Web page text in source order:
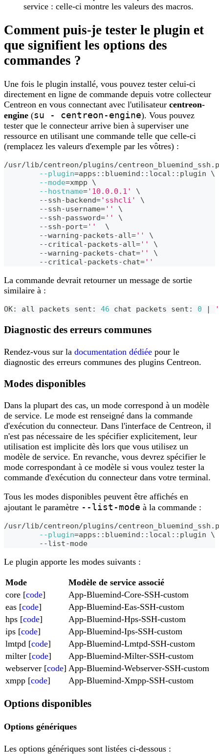
service : celle-ci montre les valeurs des macros.
Comment puis-je tester le plugin et
que signifient les options des
commandes ?
Une fois le plugin installé, vous pouvez tester celui-ci
directement en ligne de commande depuis votre collecteur
Centreon en vous connectant avec l'utilisateur centreon-
engine (su - centreon-engine). Vous pouvez
tester que le connecteur arrive bien à superviser une
ressource en utilisant une commande telle que celle-ci
(remplacez les valeurs d'exemple par les vôtres) :
/usr/lib/centreon/plugins/
--plugin=apps::bluemind::local::plugin \
--mode=xmpp \
--hostname='10.0.0.1'
\
	--ssh-backend
='sshcli'
\
	--ssh-username
=''
\
	--ssh-password
=''
\
	--ssh-port
=''
\
	--warning-packets-all
=''
\
	--critical-packets-all
=''
\
	--warning-packets-chat
=''
\
	--critical-packets-chat
=''
La commande devrait retourner un message de sortie
similaire à :
OK: all packets sent: 46 chat packets sent: 0
Diagnostic des erreurs communes
Rendez-vous sur la documentation dédiée pour le
diagnostic des erreurs communes des plugins Centreon.
Modes disponibles
Dans la plupart des cas, un mode correspond à un modèle
de service. Le mode est renseigné dans la commande
d'exécution du connecteur. Dans l'interface de Centreon, il
n'est pas nécessaire de les spécifier explicitement, leur
utilisation est implicite dès lors que vous utilisez un
modèle de service. En revanche, vous devrez spécifier le
mode correspondant à ce modèle si vous voulez tester la
commande d'exécution du connecteur dans votre terminal.
Tous les modes disponibles peuvent être affichés en
ajoutant le paramètre --list-mode à la commande :
/usr/lib/centreon/plugins/
--plugin=apps::bluemind::local::plugin \
	--list-mode
Le plugin apporte les modes suivants :
Mode
Modèle de service associé
core [code]
App-Bluemind-Core-SSH-custom
eas [code]
App-Bluemind-Eas-SSH-custom
hps [code]
App-Bluemind-Hps-SSH-custom
ips [code]
App-Bluemind-Ips-SSH-custom
lmtpd [code]
App-Bluemind-Lmtpd-SSH-custom
milter [code]
App-Bluemind-Milter-SSH-custom
webserver [code] App-Bluemind-Webserver-SSH-custom
xmpp [code] App-Bluemind-Xmpp-SSH-custom
Options disponibles
Options génériques
Les options génériques sont listées ci-dessous :